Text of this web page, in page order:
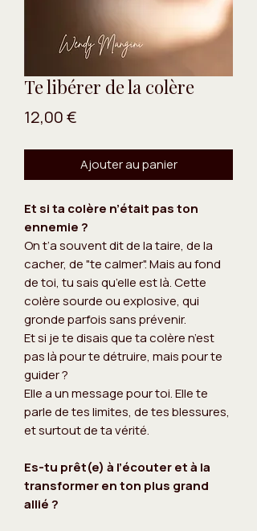
Te libérer de la colère
12,00 €
Ajouter au panier
Et si ta colère n’était pas ton
ennemie ?
On t’a souvent dit de la taire, de la
cacher, de "te calmer". Mais au fond
de toi, tu sais qu’elle est là. Cette
colère sourde ou explosive, qui
gronde parfois sans prévenir.
Et si je te disais que ta colère n’est
pas là pour te détruire, mais pour te
guider ?
Elle a un message pour toi. Elle te
parle de tes limites, de tes blessures,
et surtout de ta vérité.
Es-tu prêt(e) à l’écouter et à la
transformer en ton plus grand
allié ?